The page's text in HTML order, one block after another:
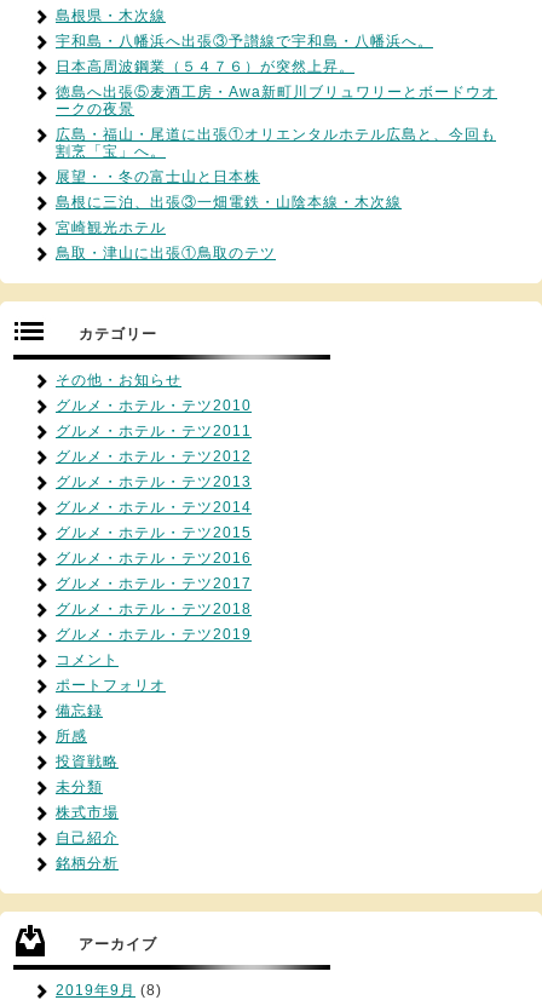
島根県・木次線
宇和島・八幡浜へ出張③予讃線で宇和島・八幡浜へ。
日本高周波鋼業（５４７６）が突然上昇。
徳島へ出張⑤麦酒工房・Awa新町川ブリュワリーとボードウオ
ークの夜景
広島・福山・尾道に出張①オリエンタルホテル広島と、今回も
割烹「宝」へ。
展望・・冬の富士山と日本株
島根に三泊、出張③一畑電鉄・山陰本線・木次線
宮崎観光ホテル
鳥取・津山に出張①鳥取のテツ
カテゴリー
その他・お知らせ
グルメ・ホテル・テツ2010
グルメ・ホテル・テツ2011
グルメ・ホテル・テツ2012
グルメ・ホテル・テツ2013
グルメ・ホテル・テツ2014
グルメ・ホテル・テツ2015
グルメ・ホテル・テツ2016
グルメ・ホテル・テツ2017
グルメ・ホテル・テツ2018
グルメ・ホテル・テツ2019
コメント
ポートフォリオ
備忘録
所感
投資戦略
未分類
株式市場
自己紹介
銘柄分析
アーカイブ
2019年9月 (8)